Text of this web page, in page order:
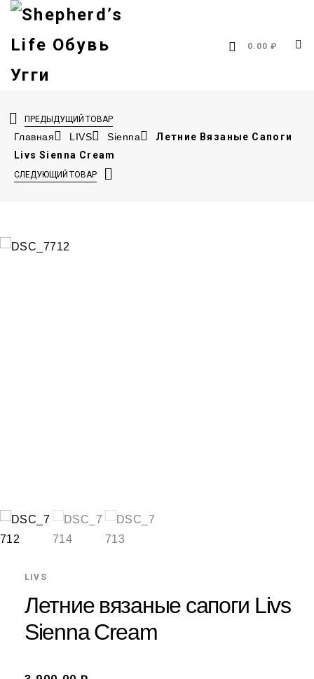
0.00 ₽
ПРЕДЫДУЩИЙ ТОВАР
Главная LIVS Sienna
Летние Вязаные Сапоги
Livs Sienna Cream
СЛЕДУЮЩИЙ ТОВАР
LIVS
Летние вязаные сапоги Livs
Sienna Cream